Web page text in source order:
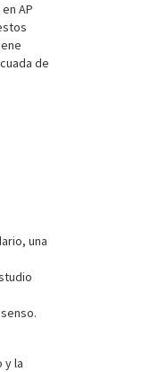
AP
de
una
y la